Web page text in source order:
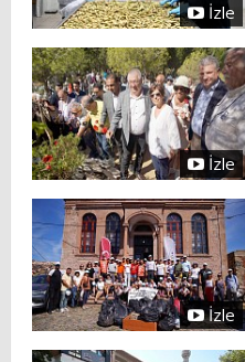
İzle
İzle
İzle